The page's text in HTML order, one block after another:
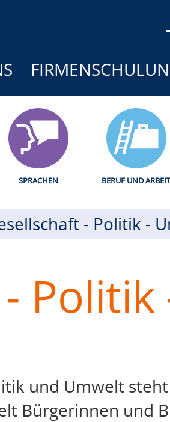
SPRACHEN BERUF UND ARBEIT
- Politik -
und Umwelt
Bürgerinnen und